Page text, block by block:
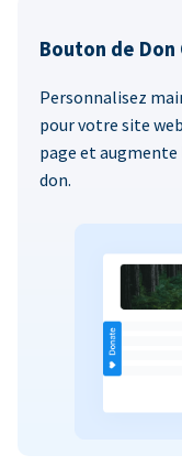
Bouton de
Personnalisez
pour votre site
page et
don.